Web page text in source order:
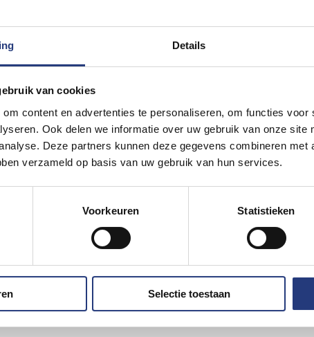
Details
van cookies
content en advertenties te personaliseren, om functies voor
Ook delen we informatie over uw gebruik van onze site
Deze partners kunnen deze gegevens combineren met
verzameld op basis van uw gebruik van hun services.
Voorkeuren Statistieken
Selectie toestaan